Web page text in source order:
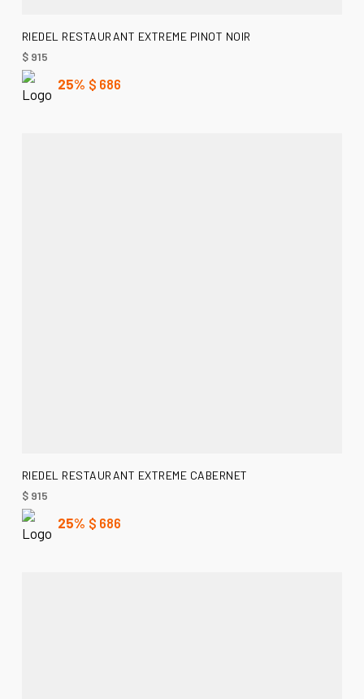
AÑADIR AL CARRITO
RIEDEL RESTAURANT EXTREME PINOT NOIR
$915
25% $ 686
AÑADIR AL CARRITO
RIEDEL RESTAURANT EXTREME CABERNET
$915
25% $ 686